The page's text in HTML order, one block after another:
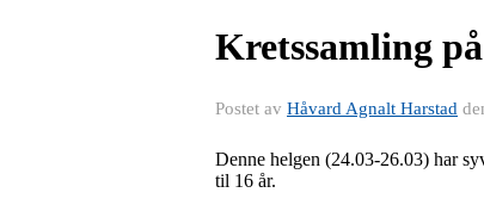
Kretssamling
Postet av Håvard Agnalt Harstad
Denne helgen (24.03-26.03) har
til 16 år.